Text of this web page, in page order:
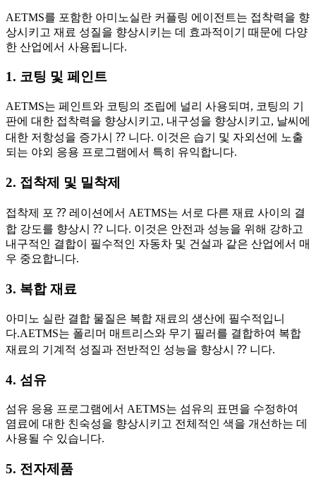
AETMS를 포함한 아미노실란 커플링 에이전트는 접착력을 향
상시키고 재료 성질을 향상시키는 데 효과적이기 때문에 다양
한 산업에서 사용됩니다.
1. 코팅 및 페인트
AETMS는 페인트와 코팅의 조립에 널리 사용되며, 코팅의 기
판에 대한 접착력을 향상시키고, 내구성을 향상시키고, 날씨에
대한 저항성을 증가시 ⁇ 니다. 이것은 습기 및 자외선에 노출
되는 야외 응용 프로그램에서 특히 유익합니다.
2. 접착제 및 밀착제
접착제 포 ⁇ 레이션에서 AETMS는 서로 다른 재료 사이의 결
합 강도를 향상시 ⁇ 니다. 이것은 안전과 성능을 위해 강하고
내구적인 결합이 필수적인 자동차 및 건설과 같은 산업에서 매
우 중요합니다.
3. 복합 재료
아미노 실란 결합 물질은 복합 재료의 생산에 필수적입니
다.AETMS는 폴리머 매트리스와 무기 필러를 결합하여 복합
재료의 기계적 성질과 전반적인 성능을 향상시 ⁇ 니다.
4. 섬유
섬유 응용 프로그램에서 AETMS는 섬유의 표면을 수정하여
염료에 대한 친숙성을 향상시키고 전체적인 색을 개선하는 데
사용될 수 있습니다.
5. 전자제품